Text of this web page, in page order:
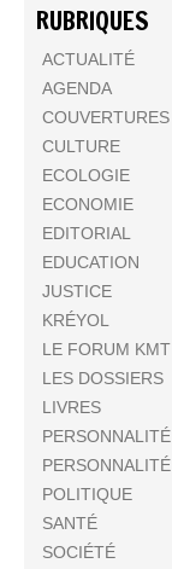
RUBRIQUES
ACTUALITÉ
AGENDA
COUVERTURES
CULTURE
ECOLOGIE
ECONOMIE
EDITORIAL
EDUCATION
JUSTICE
KRÉYOL
LE FORUM
LES DOSSIERS
LIVRES
POLITIQUE
SANTÉ
SOCIÉTÉ